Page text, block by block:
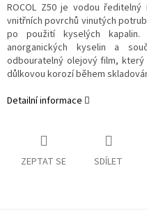
ROCOL Z50 je vodou
vnitřních povrchů vinutých
po použití kyselých kapalin.
anorganických kyselin a
odbouratelný olejový film,
důlkovou korozí během
Detailní informace
ZEPTAT SE SDÍLET